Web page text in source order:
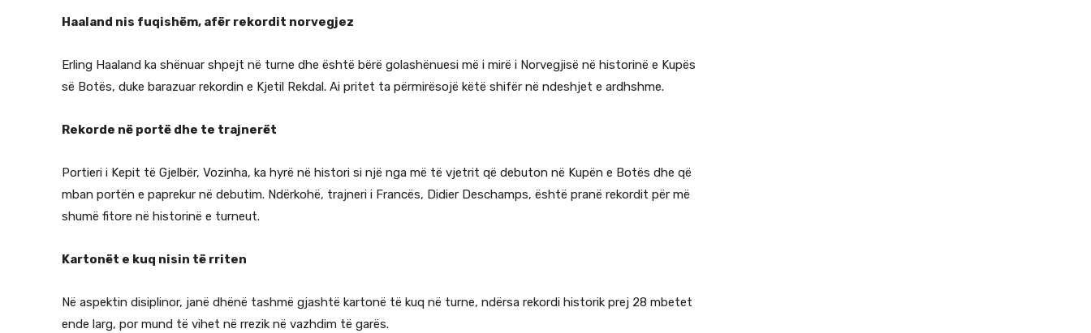
Haaland nis fuqishëm, afër rekordit norvegjez
Erling Haaland ka shënuar shpejt në turne dhe është bërë golashënuesi më i mirë i Norvegjisë në historinë e Kupës
së Botës, duke barazuar rekordin e Kjetil Rekdal. Ai pritet ta përmirësojë këtë shifër në ndeshjet e ardhshme.
Rekorde në portë dhe te trajnerët
Portieri i Kepit të Gjelbër, Vozinha, ka hyrë në histori si një nga më të vjetrit që debuton në Kupën e Botës dhe që
mban portën e paprekur në debutim. Ndërkohë, trajneri i Francës, Didier Deschamps, është pranë rekordit për më
shumë fitore në historinë e turneut.
Kartonët e kuq nisin të rriten
Në aspektin disiplinor, janë dhënë tashmë gjashtë kartonë të kuq në turne, ndërsa rekordi historik prej 28 mbetet
ende larg, por mund të vihet në rrezik në vazhdim të garës.